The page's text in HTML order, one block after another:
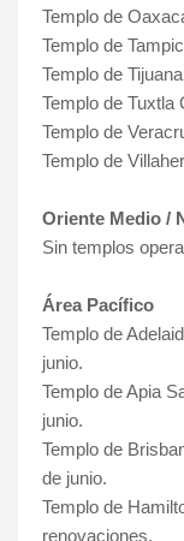
Templo de
Templo de
Templo de
Templo de Tuxtla
Templo de
Templo de
Oriente Medio /
Sin templos
Área Pacífico
Templo de
junio.
Templo de Apia
junio.
Templo de
de junio.
Templo de
renovaciones.